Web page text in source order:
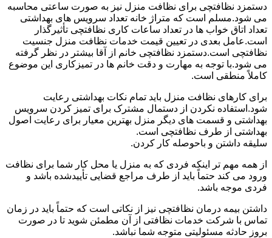
دستمزد نظافتچی برای نظافت منزل نیز به صورت ساعتی محاسبه
می شود.مسلم است که متراژ خانه تعداد سرویس های بهداشتی
تعداد اتاق خواب ها در تعداد ساعات کاری نظافتچی تأثیرگذار
است.عامل بعدی در تعیین قیمت خدمات نظافت منزل جنسیت
نظافتچی است.دستمزد نظافتچی خانم از آقا بیشتر در نظر گرفته
می شود.با توجه به مهارت و دقت خانم ها در تمیزکاری این موضوع
کاملاً منطقی است.
برای کارهای نظافت منزل باید تمام نکات بهداشتی رعایت
شود.استفاده نکردن از دستمال مشترک برای تمیز کردن سرویس
بهداشتی و قسمت های دیگر منزل بهترین معیار برای رعایت اصول
بهداشتی از طرف نظافتچی است.
سلیقه داشتن و باحوصله کار کردن.
از همه مهم تر اینکه فردی که به منزل یا محل کار شما برای نظافت
ورود می کند حتماً باید از طرف مراجع قضایی تأییدشده باشد و
فردی موجه باشد.
داشتن بیمه درمان نظافتچی نیز از نکاتی است که حتماً باید در زمان
تماس با شرکت خدمات نظافتی از آن مطمئن شوید تا در صورت
بروز حادثه مسئولیتی متوجه شما نباشد.